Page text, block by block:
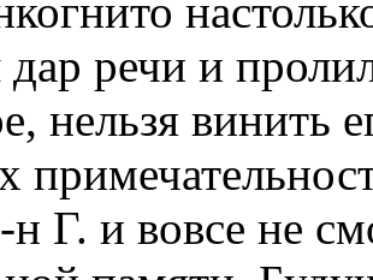
дар речи и
нельзя винить
Г. и вовсе не